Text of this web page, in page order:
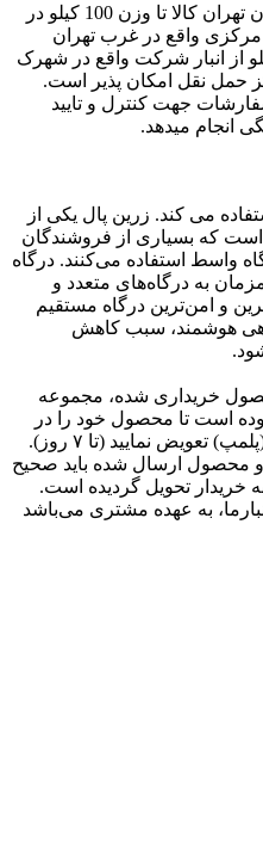
جهت کاهش هزینه ها برای مشتریان تهران کالا تا وزن 100 کیلو در
مرکزی واقع در غرب تهران
کالا از وزن 100 تا 10000 کیلو از انبار شرکت واقع در شهرک
حمل نقل امکان پذیر است.
جهت کنترل و تایید
انجام میدهد.
می کند. زرین پال یکی از
که بسیاری از فروشندگان
واسط استفاده می‌کنند. درگاه
به درگاه‌های متعدد و
و امن‌ترین درگاه مستقیم
هوشمند، سبب کاهش
خریداری شده، مجموعه
است تا محصول خود را در
صورت خارج ننمودن از بسته‌بندی (پلمپ) تعویض نمایید (تا ۷ روز).
و محصول ارسال شده باید صحیح
خریدار تحویل گردیده است.
به عهده مشتری می‌باشد